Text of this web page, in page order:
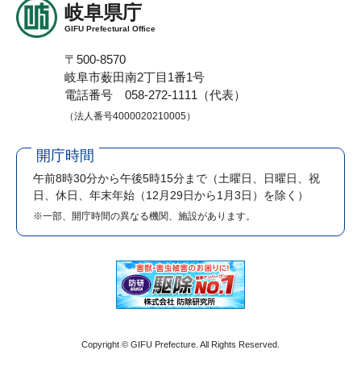
岐阜県庁
GIFU Prefectural Office
〒500-8570
岐阜市薮田南2丁目1番1号
電話番号 058-272-1111（代表）
（法人番号4000020210005）
開庁時間
午前8時30分から午後5時15分まで （土曜日、日曜日、祝
日、休日、年末年始（12月29日から1月3日）を除く）
※一部、開庁時間の異なる機関、施設があります。
Copyright © GIFU Prefecture. All Rights Reserved.